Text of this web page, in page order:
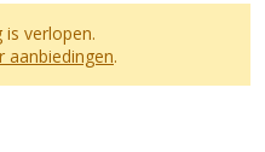
is verlopen.
aanbiedingen.